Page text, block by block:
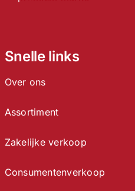
Snelle links
Over ons
Assortiment
Zakelijke verkoop
Consumentenverkoop